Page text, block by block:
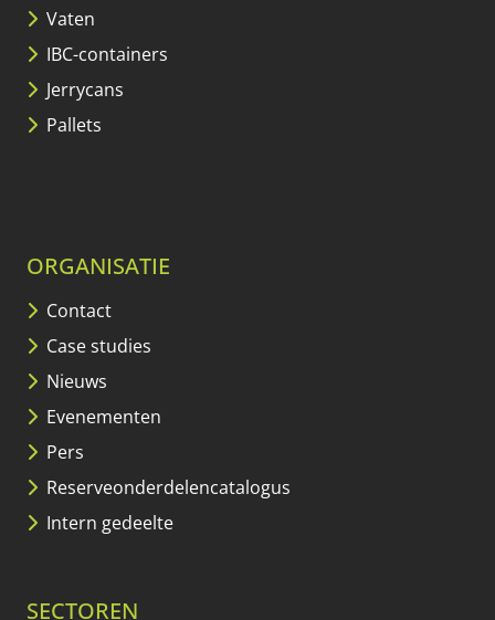
Vaten
IBC-containers
Jerrycans
Pallets
ORGANISATIE
Contact
Case studies
Nieuws
Evenementen
Pers
Reserveonderdelencatalogus
Intern gedeelte
SECTOREN